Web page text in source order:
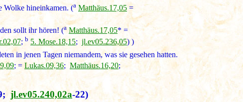
Wolke hineinkamen. (a Matthäus.17,05=
den sollt ihr hören! (a Matthäus.17,05* =
; b 5. Mose.18,15; jl.ev05.236,05) )
in jenen Tagen niemandem, was sie gesehen hatten.
; = Lukas.09,36; Matthäus.16,20;
jl.ev05.240,02a-22)